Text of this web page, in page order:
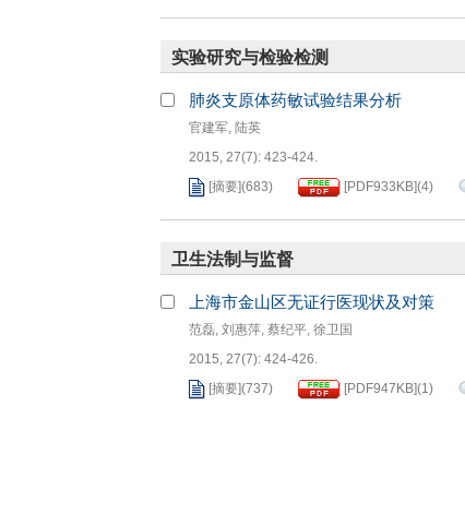
实验研究与检验检测
肺炎支原体药敏试验结果分析
官建军, 陆英
2015, 27(7): 423-424.
[摘要](683) [PDF 933KB]( 4)
卫生法制与监督
上海市金山区无证行医现状及对策
范磊, 刘惠萍 , 蔡纪平 , 徐卫国
2015, 27(7): 424-426.
[摘要](737 ) [PDF 947KB](1)